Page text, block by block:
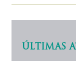
ÚLTIMAS